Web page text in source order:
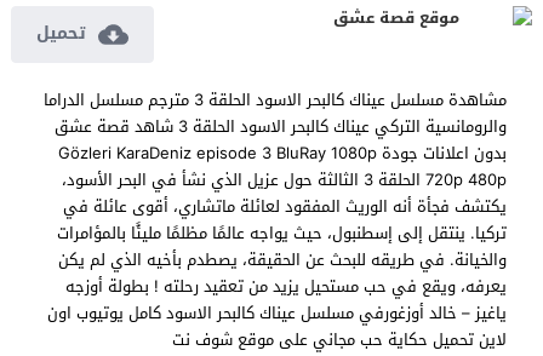
موقع قصة عشق
تحميل
مشاهدة مسلسل عيناك كالبحر الاسود الحلقة 3 مترجم مسلسل الدراما
والرومانسية التركي عيناك كالبحر الاسود الحلقة 3 شاهد قصة عشق
بدون اعلانات جودة Gözleri KaraDeniz episode 3 BluRay 1080p
720p 480p الحلقة 3 الثالثة حول عزيل الذي نشأ في البحر الأسود،
يكتشف فجأة أنه الوريث المفقود لعائلة ماتشاري، أقوى عائلة في
تركيا. ينتقل إلى إسطنبول، حيث يواجه عالمًا مظلمًا مليئًا بالمؤامرات
والخيانة. في طريقه للبحث عن الحقيقة، يصطدم بأخيه الذي لم يكن
يعرفه، ويقع في حب مستحيل يزيد من تعقيد رحلته ! بطولة أوزجه
ياغيز – خالد أوزغورفي مسلسل عيناك كالبحر الاسود كامل يوتيوب اون
لاين تحميل حكاية حب مجاني على موقع شوف نت